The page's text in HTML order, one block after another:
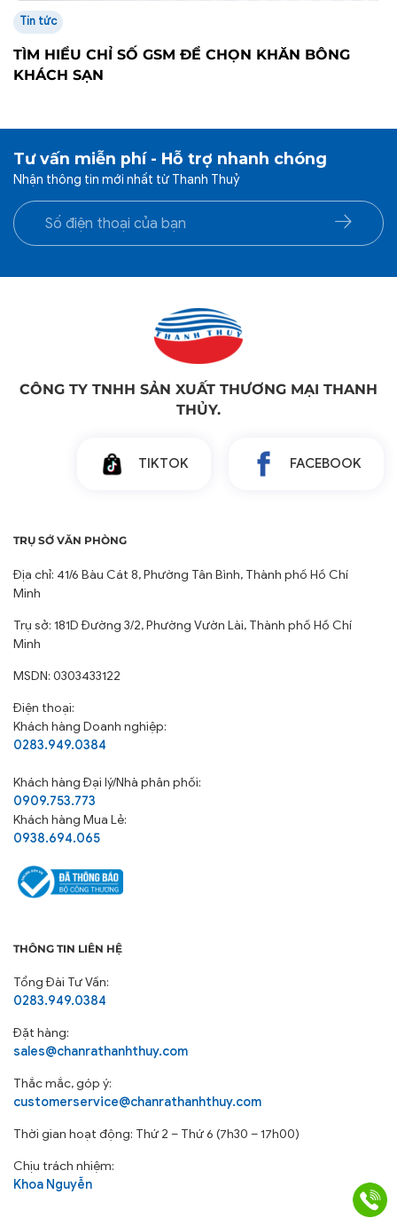
Tin tức
TÌM HIỂU CHỈ SỐ GSM ĐỂ CHỌN KHĂN BÔNG
KHÁCH SẠN
Tư vấn miễn phí - Hỗ trợ nhanh chóng
Nhận thông tin mới nhất từ Thanh Thuỷ
CÔNG TY TNHH SẢN XUẤT THƯƠNG MẠI THANH
THỦY.
TIKTOK FACEBOOK
TRỤ SỞ VĂN PHÒNG
Địa chỉ: 41/6 Bàu Cát 8, Phường Tân Bình, Thành phố Hồ Chí
Minh
Trụ sở: 181D Đường 3/2, Phường Vườn Lài, Thành phố Hồ Chí
Minh
MSDN: 0303433122
Điện thoại:
Khách hàng Doanh nghiệp:
0283.949.0384
Khách hàngĐại lý/Nhà phân phối:
0909.753.773
Khách hàng Mua Lẻ:
0938.694.065
THÔNG TIN LIÊN HỆ
Tổng Đài Tư Vấn:
0283.949.0384
Đặt hàng:
sales@chanrathanhthuy.com
Thắc mắc, góp ý:
customerservice@chanrathanhthuy.com
Thời gian hoạt động: Thứ 2 – Thứ 6 (7h30 – 17h00)
Chịu trách nhiệm:
Khoa Nguyễn